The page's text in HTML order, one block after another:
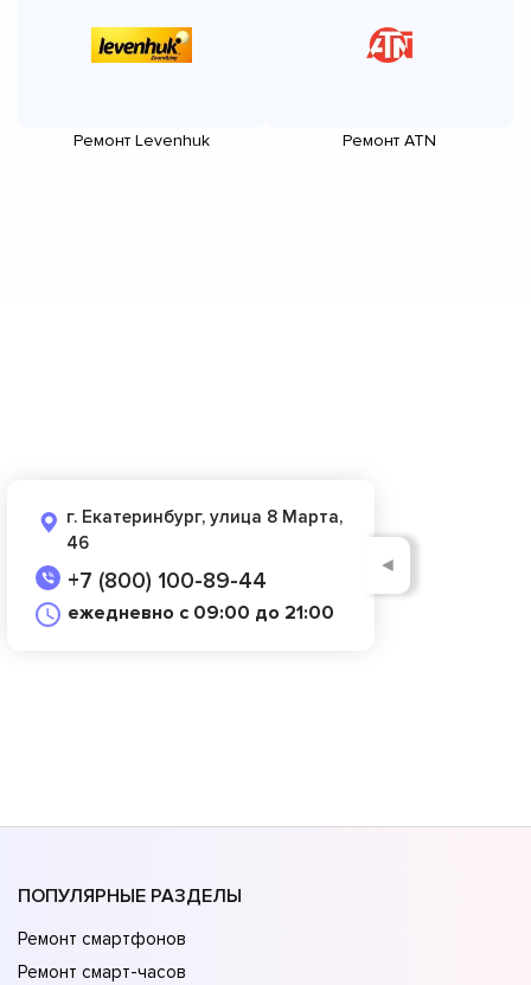
Ремонт Levenhuk Ремонт ATN
г. Екатеринбург, улица 8 Марта,
46
+7 (800) 100-89-44
ежедневно с 09:00 до 21:00
◄
ПОПУЛЯРНЫЕ РАЗДЕЛЫ
Ремонт смартфонов
Ремонт смарт-часов